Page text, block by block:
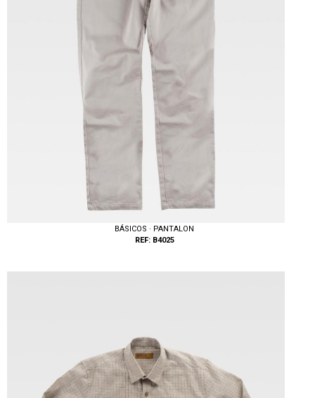
Tallas: 36, 38, 40, 42, 44, 46, 48, 50
BÁSICOS · PANTALON
REF: B4025